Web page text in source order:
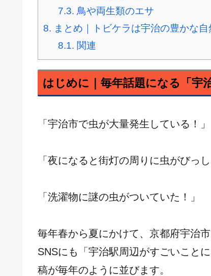
7.3. 鳥や両生類のエサ
8. まとめ｜トビケラは宇治の豊かな自
8.1. 関連
はじめに｜毎年話題になる「宇
「宇治市で虫が大量発生している！」
「夜になると街灯の周りに虫がびっ
「洗濯物に謎の虫がついていた！」
毎年春から夏にかけて、京都府宇治
SNSにも「宇治駅周辺がすごいこと
稿が毎年のように並びます。